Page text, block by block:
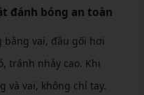
đánh bóng an toàn
bằng vai, đầu gối hơi
tránh nhảy cao. Khi
và vai, không chỉ tay.